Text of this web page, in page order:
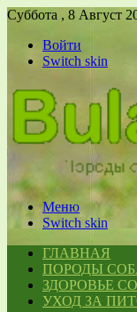
Суббота , 8 Август
Войти
Switch skin
Меню
Switch skin
ГЛАВНАЯ
ПОРОДЫ
ЗДОРОВЬЕ
УХОД ЗА